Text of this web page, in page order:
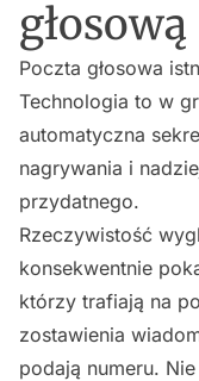
głosową
Poczta głosowa
Technologia to w
automatyczna
nagrywania i
przydatnego.
Rzeczywistość
konsekwentnie
którzy trafiają na
zostawienia
podają numeru.